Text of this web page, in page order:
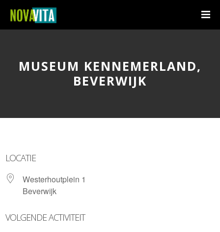
MUSEUM KENNEMERLAND,
BEVERWIJK
LOCATIE
Westerhoutplein 1
Beverwijk
VOLGENDE ACTIVITEIT